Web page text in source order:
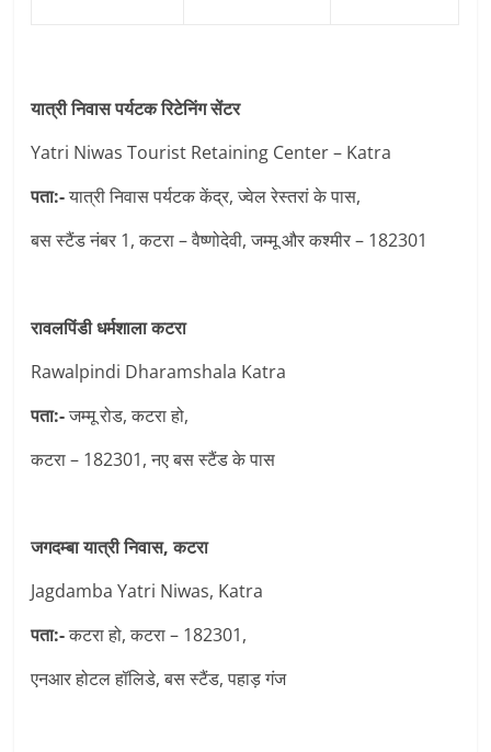
यात्री निवास पर्यटक रिटेनिंग सेंटर
Yatri Niwas Tourist Retaining Center – Katra
पता:-यात्री निवास पर्यटक केंद्र, ज्वेल रेस्तरां के पास,
बस स्टैंड नंबर 1, कटरा – वैष्णोदेवी, जम्मू और कश्मीर – 182301
रावलपिंडी धर्मशाला कटरा
Rawalpindi Dharamshala Katra
पता:-जम्मू रोड, कटरा हो,
कटरा – 182301, नए बस स्टैंड के पास
जगदम्बा यात्री निवास, कटरा
Jagdamba Yatri Niwas, Katra
पता:-कटरा हो, कटरा – 182301,
एनआर होटल हॉलिडे, बस स्टैंड, पहाड़ गंज